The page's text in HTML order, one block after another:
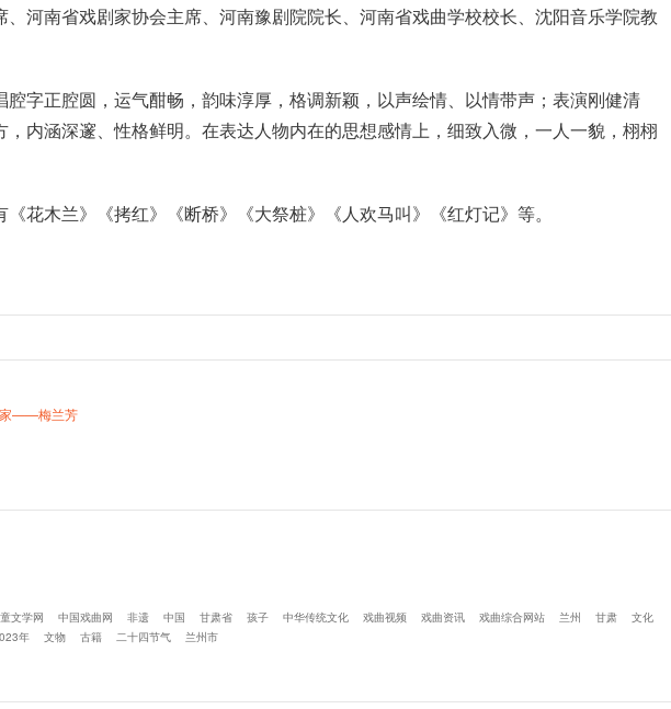
、河南省戏剧家协会主席、河南豫剧院院长、河南省戏曲学校校长、沈阳音乐学院教
腔字正腔圆，运气酣畅，韵味淳厚，格调新颖，以声绘情、以情带声；表演刚健清
，内涵深邃、性格鲜明。在表达人物内在的思想感情上，细致入微，一人一貌，栩栩
《花木兰》《拷红》《断桥》《大祭桩》《人欢马叫》《红灯记》等。
——梅兰芳
文学网 中国戏曲网 非遗 中国 甘肃省 孩子 中华传统文化 戏曲视频 戏曲资讯 戏曲综合网站 兰州 甘肃
文化
年 文物 古籍 二十四节气 兰州市